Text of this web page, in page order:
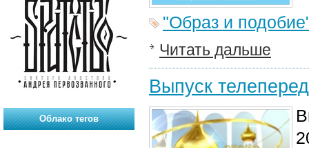
"Образ и
Читать дальше
Выпуск
Облако тегов